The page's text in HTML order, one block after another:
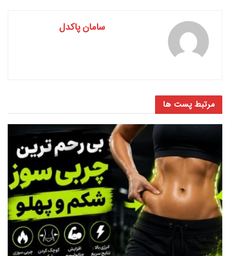
سامان پاکدل
مرتبط پست ها